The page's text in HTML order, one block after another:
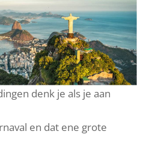
denk je als je aan
en dat ene grote